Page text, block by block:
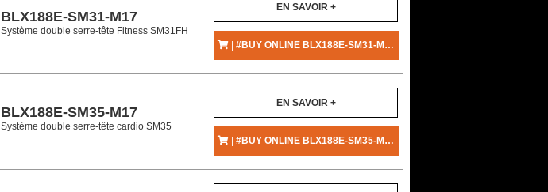
BLX188E-SM31-M17
Système double serre-tête Fitness SM31FH
EN SAVOIR +
| #BUY ONLINE BLX188E-SM31-M17 - SHURE
BLX188E-SM35-M17
Système double serre-tête cardio SM35
EN SAVOIR +
| #BUY ONLINE BLX188E-SM35-M17 - SHURE